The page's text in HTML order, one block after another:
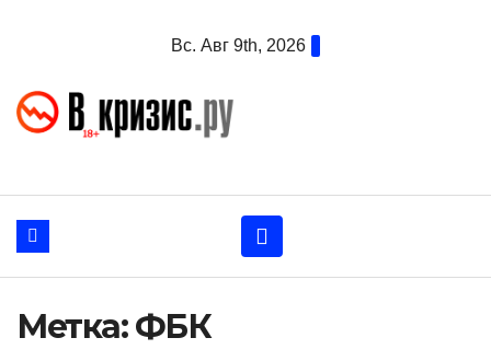
Вс. Авг 9th, 2026
Метка:ФБК